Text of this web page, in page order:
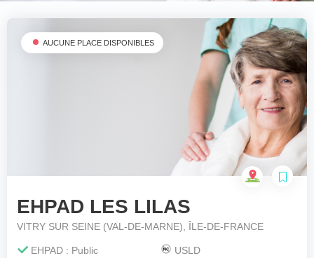
Fermer
Contacter un proche
Nom & prénom du résident à contacter *
Votre téléphone*
AUCUNE PLACE DISPONIBLES
EHPAD LES LILAS
VITRY SUR SEINE (VAL-DE-MARNE), ÎLE-DE-FRANCE
EHPAD : Public
USLD